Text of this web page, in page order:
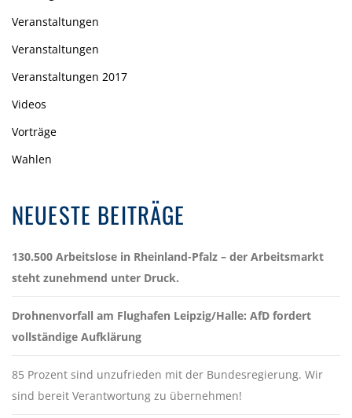
Veranstaltungen
Veranstaltungen
Veranstaltungen 2017
Videos
Vorträge
Wahlen
NEUESTE BEITRÄGE
130.500 Arbeitslose in Rheinland-Pfalz – der Arbeitsmarkt
steht zunehmend unter Druck.
Drohnenvorfall am Flughafen Leipzig/Halle: AfD fordert
vollständige Aufklärung
85 Prozent sind unzufrieden mit der Bundesregierung. Wir
sind bereit Verantwortung zu übernehmen!